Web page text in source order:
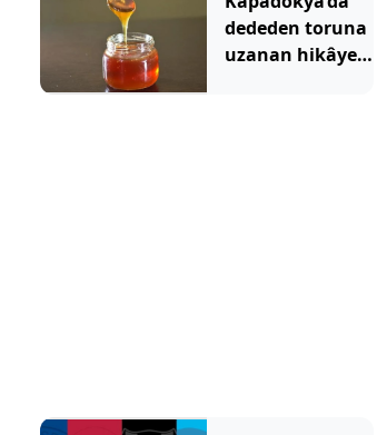
dededen toruna
uzanan hikâye: